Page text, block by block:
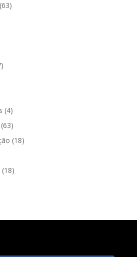
(63)
(4)
(63)
(18)
(18)